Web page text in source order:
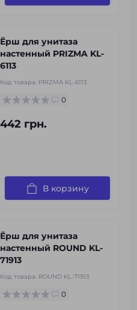
Ёрш для унитаза
настенный PRIZMA KL-
6113
Код товара: PRIZMA KL-6113
0
442 грн.
В корзину
Ёрш для унитаза
настенный ROUND KL-
71913
Код товара: ROUND KL-71913
0